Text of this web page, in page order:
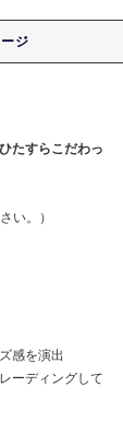
ジ
たすらこだわっ
い。）
感を演出
ーディングして